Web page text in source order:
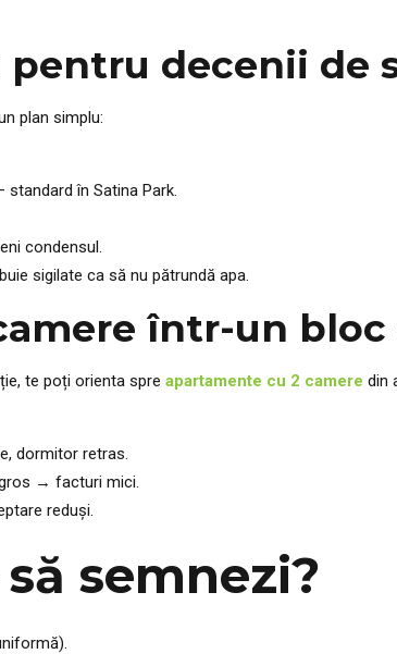
decenii de
plan simplu:
în Satina Park.
condensul.
sigilate ca să nu pătrundă apa.
într-un bloc
te poți orienta spre apartamente cu 2 camere din
dormitor retras.
→ facturi mici.
reduși.
semnezi?